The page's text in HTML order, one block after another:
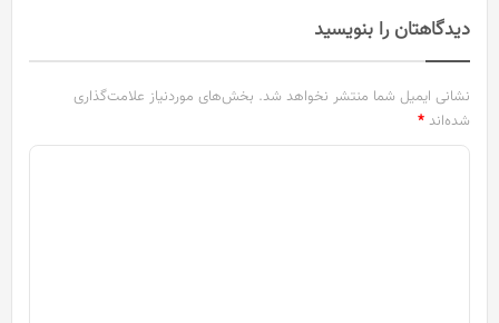
دیدگاهتان را بنویسید
نشانی ایمیل شما منتشر نخواهد شد. بخش‌های موردنیاز علامت‌گذاری
شده‌اند *